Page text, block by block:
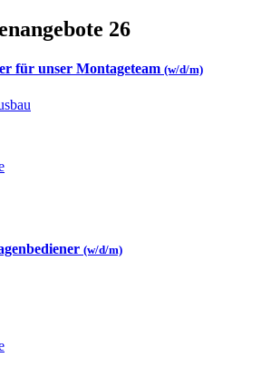
26
für unser Montageteam (w/d/m)
(w/d/m)